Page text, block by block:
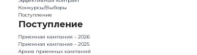
Конкурсы/Выборы
Поступление
Поступление
Приемная кампания – 2026
Приемная кампания – 2025
Архив приемных кампаний